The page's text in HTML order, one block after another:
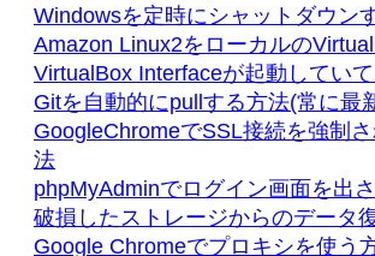
Windowsを定時にシャットダウン
Amazon Linux2をローカルの
VirtualBox Interfaceが起動してい
Gitを自動的にpullする方法(常に最
GoogleChromeでSSL接続を強制
法
phpMyAdminでログイン画面を出
破損したストレージからのデータ
Google Chromeでプロキシを使う